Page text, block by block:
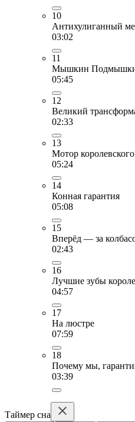
10
Антихулиганный
03:02
11
Мышкин
05:45
12
Великий
02:33
13
Мотор
05:24
14
Конная гарантия
05:08
15
Вперёд — за
02:43
16
Лучшие зубы
04:57
17
На люстре
07:59
18
Почему мы,
03:39
Таймер сна